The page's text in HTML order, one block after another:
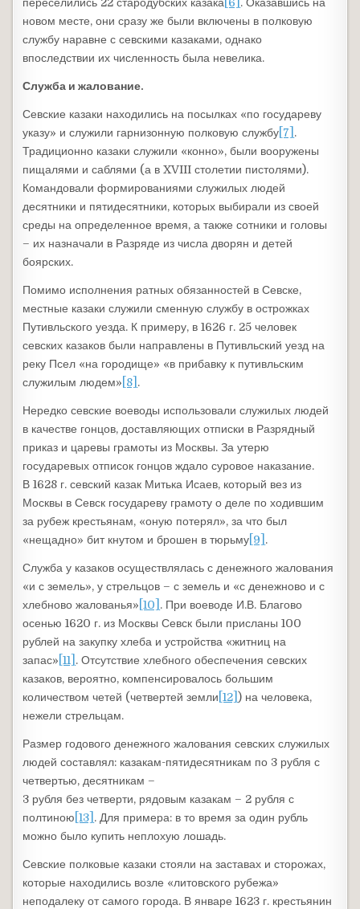
новом месте, они сразу же были включены в полковую
службу наравне с севскими казаками, однако
впоследствии их численность была невелика.
Служба и жалование.
Севские казаки находились на посылках «по государеву
указу» и служили гарнизонную полковую службу [7] .
Традиционно казаки служили «конно», были вооружены
пищалями и саблями (а в XVIII столетии пистолями).
Командовали формированиями служилых людей
десятники и пятидесятники, которых выбирали из своей
среды на определенное время, а также сотники и головы
– их назначали в Разряде из числа дворян и детей
боярских.
Помимо исполнения ратных обязанностей в Севске,
местные казаки служили сменную службу в острожках
Путивльского уезда. К примеру, в 1626 г. 25 человек
севских казаков были направлены в Путивльский уезд на
реку Псел «на городище» «в прибавку к путивльским
служилым людем» [8] .
Нередко севские воеводы использовали служилых людей
в качестве гонцов, доставляющих отписки в Разрядный
приказ и царевы грамоты из Москвы. За утерю
государевых отписок гонцов ждало суровое наказание.
В 1628 г. севский казак Митька Исаев, который вез из
Москвы в Севск государеву грамоту о деле по ходившим
за рубеж крестьянам, «оную потерял», за что был
«нещадно» бит кнутом и брошен в тюрьму [9] .
Служба у казаков осуществлялась с денежного жалования
«и с земель», у стрельцов – с земель и «с денежново и с
хлебново жалованья» [10] . При воеводе И.В. Благово
осенью 1620 г. из Москвы Севск были присланы 100
рублей на закупку хлеба и устройства «житниц на
запас» [11] . Отсутствие хлебного обеспечения севских
казаков, вероятно, компенсировалось большим
количеством четей (четвертей земли [12] ) на человека,
нежели стрельцам.
Размер годового денежного жалования севских служилых
людей составлял: казакам-пятидесятникам по 3 рубля с
четвертью, десятникам –
3 рубля без четверти, рядовым казакам – 2 рубля с
полтиною [13] . Для примера: в то время за один рубль
можно было купить неплохую лошадь.
Севские полковые казаки стояли на заставах и сторожах,
которые находились возле «литовского рубежа»
неподалеку от самого города. В январе 1623 г. крестьянин